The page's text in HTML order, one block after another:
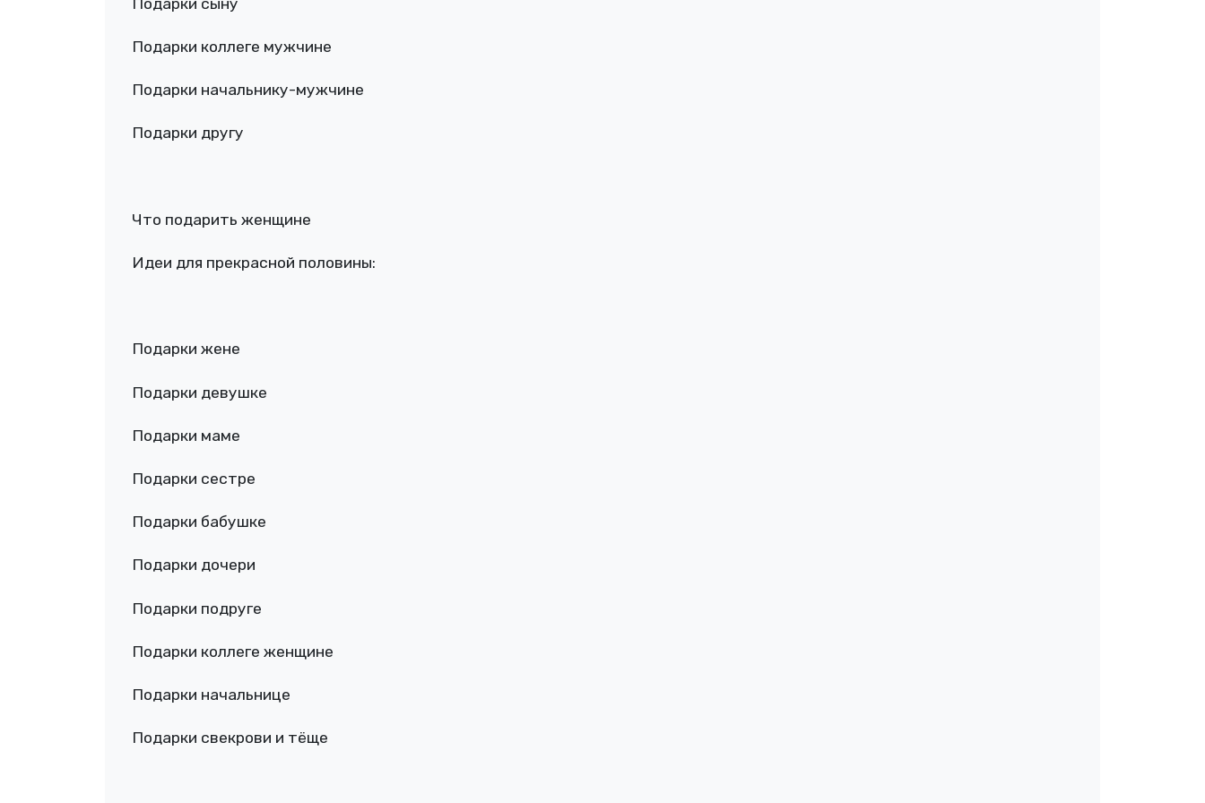
Подарки коллеге мужчине
Подарки начальнику-мужчине
Подарки другу
Что подарить женщине
Идеи для прекрасной половины:
Подарки жене
Подарки девушке
Подарки маме
Подарки сестре
Подарки бабушке
Подарки дочери
Подарки подруге
Подарки коллеге женщине
Подарки начальнице
Подарки свекрови и тёще